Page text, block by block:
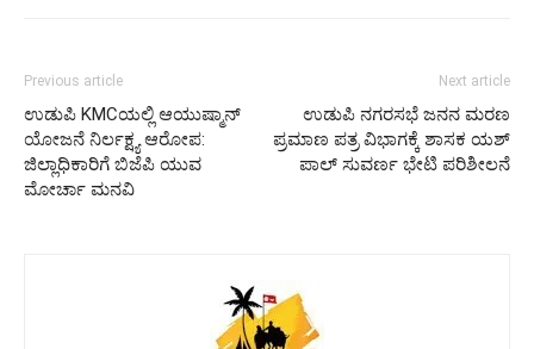
Previous article
ಉಡುಪಿ KMCಯಲ್ಲಿ ಆಯುಷ್ಮಾನ್
ಯೋಜನೆ ನಿರ್ಲಕ್ಷ್ಯ ಆರೋಪ:
ಜಿಲ್ಲಾಧಿಕಾರಿಗೆ ಬಿಜೆಪಿ ಯುವ
ಮೋರ್ಚಾ ಮನವಿ
Next article
ಉಡುಪಿ ನಗರಸಭೆ ಜನನ ಮರಣ
ಪ್ರಮಾಣ ಪತ್ರ ವಿಭಾಗಕ್ಕೆ ಶಾಸಕ ಯಶ್
ಪಾಲ್ ಸುವರ್ಣ ಭೇಟಿ ಪರಿಶೀಲನೆ